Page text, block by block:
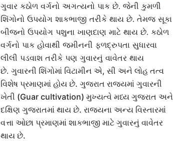
ગુવાર કઠોળ વર્ગનો અગત્યનો પાક છે. જેની કુમળી
શિંગોનો ઉપયોગ શાકભાજી તરીકે થાય છે. તેમજ સૂકા
બીજનો ઉપયોગ પશુના ખાણદાણ માટે થાય છે. કઠોળ
વર્ગનો પાક હોવાથી જમીનની ફળદ્રુપતા સુધારવા
લીલી પડવાશ તરીકે પણ ગુવારનું વાવેતર થાય
છે. ગુવારની શિંગોમાં વિટામીન એ, સી અને લોહ તત્વ
વિશેષ પ્રમાણમાં હોય છે. ગુજરાત રાજ્યમાં ગુવારની
ખેતી (Guar cultivation) મુખ્યત્વે મધ્ય ગુજરાત અને
દક્ષિણ ગુજરાતમાં થાય છે. રાજ્યના અન્ય વિસ્તારમાં
વત્તા ઓછા પ્રમાણમાં શાકભાજી માટે ગુવારનું વાવેતર
થાય છે.